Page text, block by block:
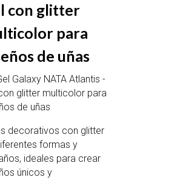
con glitter
para
de uñas
Galaxy NATA Atlantis -
glitter multicolor para
de uñas
decorativos con glitter
formas y
ideales para crear
únicos y